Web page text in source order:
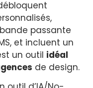
passante
et incluent un
un outil idéal
de design.